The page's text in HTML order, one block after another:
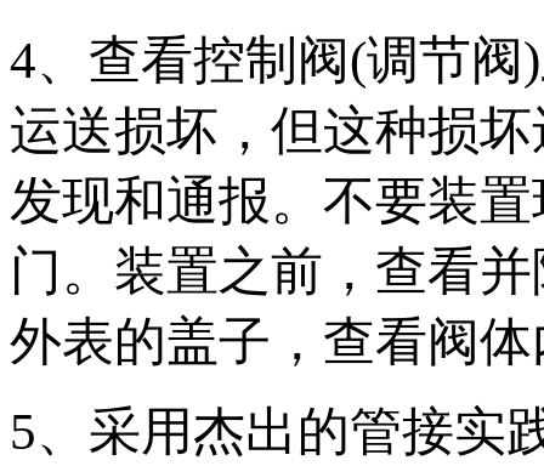
4、查看控制阀(调节
运送损坏，但这种损
发现和通报。不要装
门。装置之前，查看
外表的盖子，查看
5、采用杰出的管接实